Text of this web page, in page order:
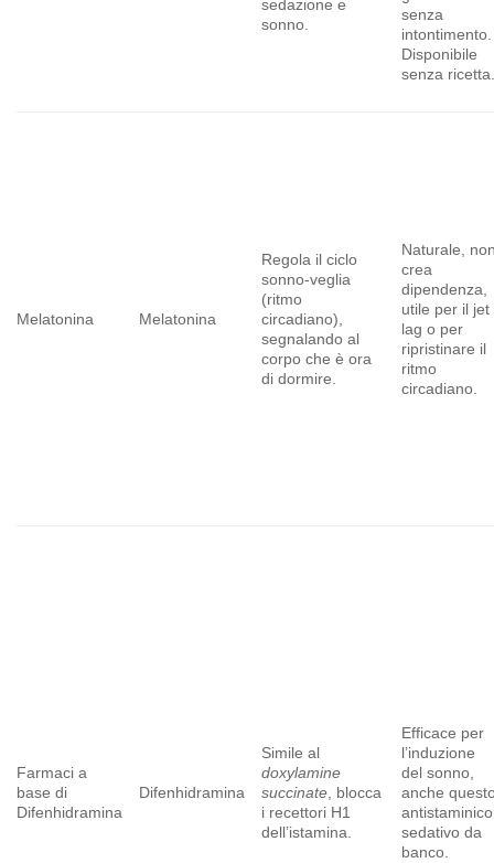
sedazione e
sonno.
senza
intontimento.
Disponibile
senza
Melatonina Melatonina
Regola il ciclo
sonno-veglia
(ritmo
circadiano),
segnalando al
corpo che è ora
di dormire.
Naturale,
crea
dipendenza,
utile per il jet
lag o per
ripristinare il
ritmo
circadiano.
Farmaci a
base di
Difenhidramina
Difenhidramina
Simile al
doxylamine
succinate , blocca
i recettori H1
dell’istamina.
Efficace per
l’induzione
del sonno,
anche
antistaminico
sedativo da
banco.